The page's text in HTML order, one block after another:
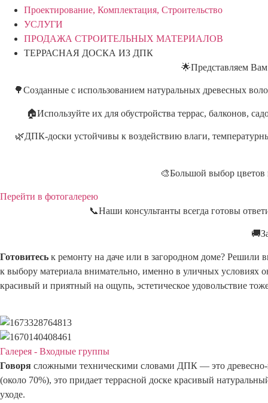
Проектирование, Комплектация, Строительство
УСЛУГИ
ПРОДАЖА СТРОИТЕЛЬНЫХ МАТЕРИАЛОВ
ТЕРРАСНАЯ ДОСКА ИЗ ДПК
🌟Представляем
🌳Созданные с использованием натуральных древесных
🏠Используйте их для обустройства террас, балконов,
🌿ДПК-доски устойчивы к воздействию влаги,
🎨Большой выбор цветов
Перейти в фотогалерею
📞Наши консультанты всегда готовы
Готовитесь к ремонту на даче или в загородном доме? Решили
к выбору материала внимательно, именно в уличных условиях
красивый и приятный на ощупь, эстетическое удовольствие
Галерея - Входные группы
Говоря сложными техническими словами ДПК — это древесно-
(около 70%), это придает террасной доске красивый
уходе.